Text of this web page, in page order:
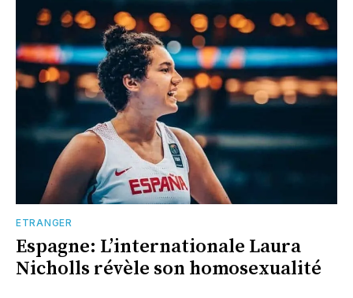
ETRANGER
Espagne: L’internationale Laura
Nicholls révèle son homosexualité